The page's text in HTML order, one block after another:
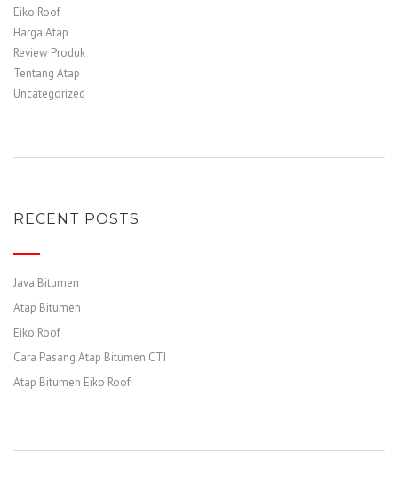
Eiko Roof
Harga Atap
Review Produk
Tentang Atap
Uncategorized
RECENT POSTS
Java Bitumen
Atap Bitumen
Eiko Roof
Cara Pasang Atap Bitumen CTI
Atap Bitumen Eiko Roof